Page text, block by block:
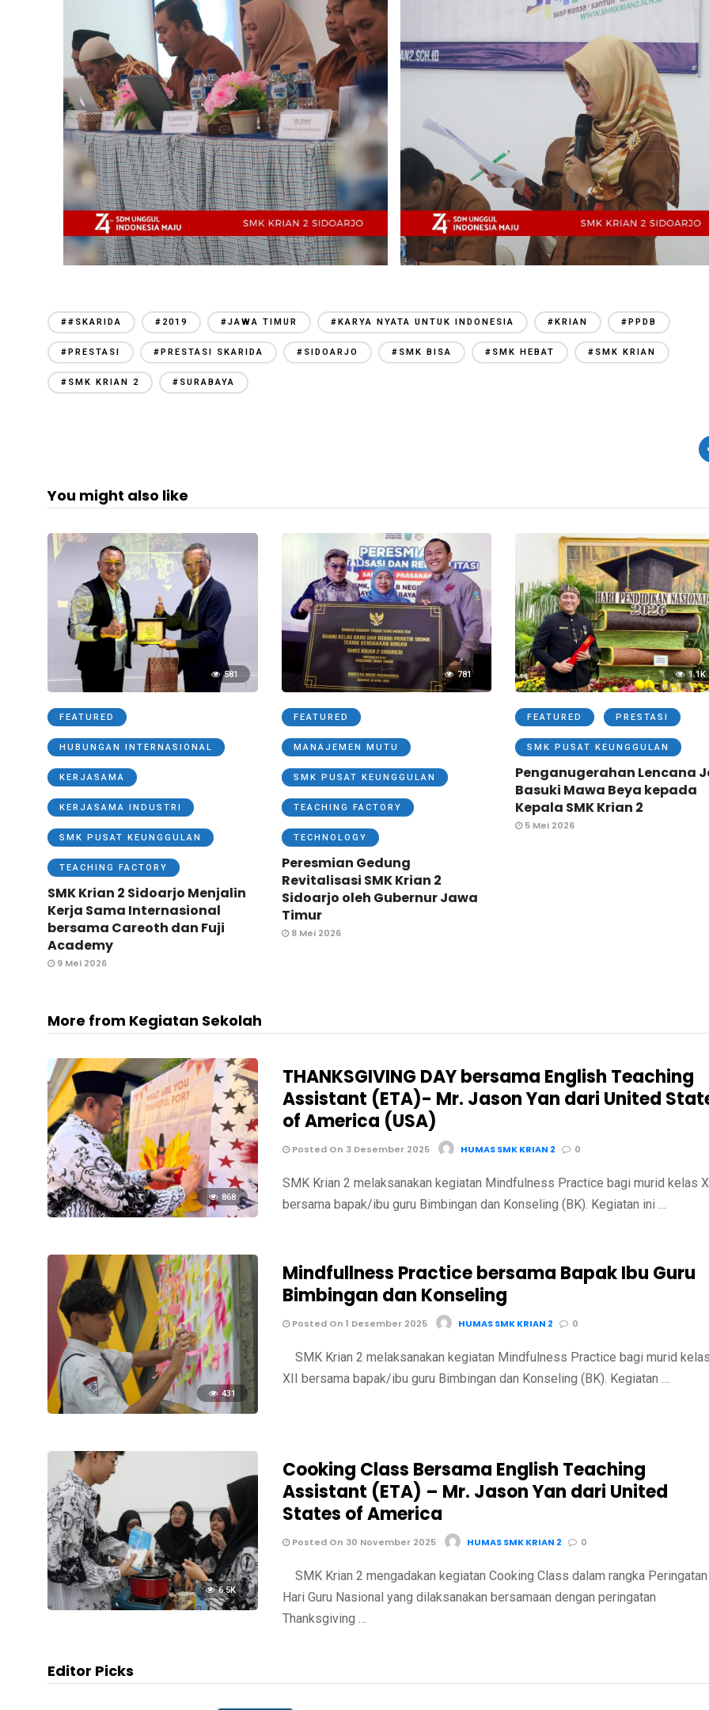
##SKARIDA #2019 #JAWA TIMUR #KARYA NYATA UNTUK INDONESIA #KRIAN #PPDB
#PRESTASI #PRESTASI SKARIDA #SIDOARJO #SMK BISA #SMK HEBAT #SMK KRIAN
#SMK KRIAN 2 #SURABAYA
You might also like
581
FEATURED
HUBUNGAN INTERNASIONAL
KERJASAMA
KERJASAMA INDUSTRI
SMK PUSAT KEUNGGULAN
TEACHING FACTORY
SMK Krian 2 Sidoarjo Menjalin
Kerja Sama Internasional
bersama Careoth dan Fuji
Academy
9 Mei 2026
781
FEATURED
MANAJEMEN MUTU
SMK PUSAT KEUNGGULAN
TEACHING FACTORY
TECHNOLOGY
Peresmian Gedung
Revitalisasi SMK Krian 2
Sidoarjo oleh Gubernur Jawa
Timur
8 Mei 2026
1.1K
FEATURED PRESTASI
SMK PUSAT KEUNGGULAN
Penganugerahan Lencana
Basuki Mawa Beya kepada
Kepala SMK Krian 2
5 Mei 2026
More from Kegiatan Sekolah
868
THANKSGIVING DAY bersama English Teaching
Assistant (ETA)- Mr. Jason Yan dari United
of America (USA)
Posted On 3 Desember 2025 HUMAS SMK KRIAN 2 0
SMK Krian 2 melaksanakan kegiatan Mindfulness Practice bagi murid kelas
bersama bapak/ibu guru Bimbingan dan Konseling (BK). Kegiatan ini …
431
Mindfullness Practice bersama Bapak Ibu Guru
Bimbingan dan Konseling
Posted On 1 Desember 2025 HUMAS SMK KRIAN 2 0
SMK Krian 2 melaksanakan kegiatan Mindfulness Practice bagi murid
XII bersama bapak/ibu guru Bimbingan dan Konseling (BK). Kegiatan …
6.5K
Cooking Class Bersama English Teaching
Assistant (ETA) – Mr. Jason Yan dari United
States of America
Posted On 30 November 2025 HUMAS SMK KRIAN 2 0
SMK Krian 2 mengadakan kegiatan Cooking Class dalam rangka Peringatan
Hari Guru Nasional yang dilaksanakan bersamaan dengan peringatan
Thanksgiving …
Editor Picks